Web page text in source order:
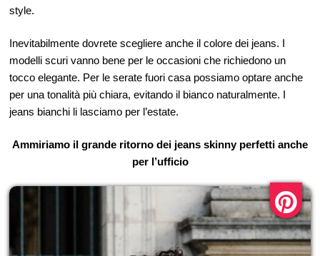
style.
Inevitabilmente dovrete scegliere anche il colore dei jeans. I
modelli scuri vanno bene per le occasioni che richiedono un
tocco elegante. Per le serate fuori casa possiamo optare anche
per una tonalità più chiara, evitando il bianco naturalmente. I
jeans bianchi li lasciamo per l’estate.
Ammiriamo il grande ritorno dei jeans skinny perfetti anche
per l’ufficio